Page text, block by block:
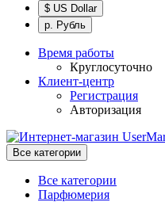
$ US Dollar
р. Рубль
Время работы
Круглосуточно
Клиент-центр
Регистрация
Авторизация
Все категории
Все категории
Парфюмерия